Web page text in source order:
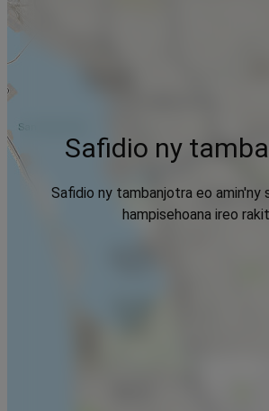
Safidio ny
Safidio ny tambanjotra eo amin'ny
hampisehoana ireo